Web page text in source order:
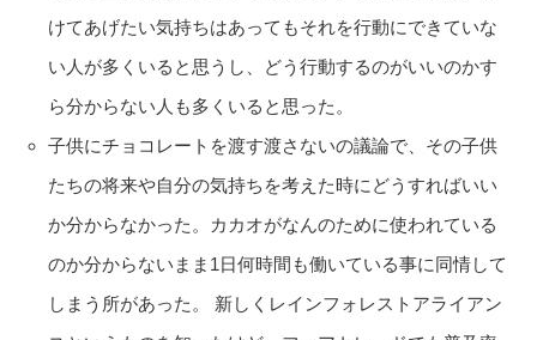
けてあげたい気持ちはあってもそれを行動にできていな
い人が多くいると思うし、どう行動するのがいいのかす
ら分からない人も多くいると思った。
子供にチョコレートを渡す渡さないの議論で、その子供
たちの将来や自分の気持ちを考えた時にどうすればいい
か分からなかった。カカオがなんのために使われている
のか分からないまま1日何時間も働いている事に同情して
しまう所があった。 新しくレインフォレストアライアン